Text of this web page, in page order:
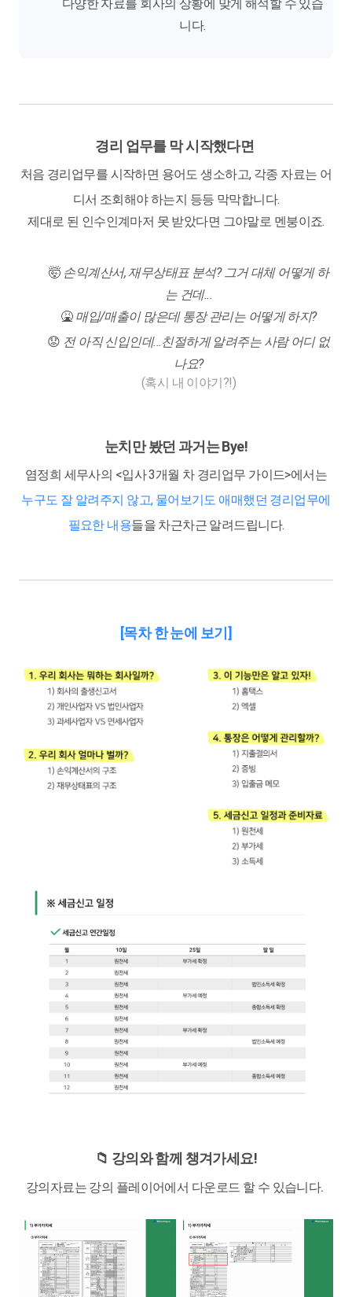
다양한 자료를 회사의 상황에 맞게 해석할 수 있습
니다.
경리 업무를 막 시작했다면
처음 경리업무를 시작하면 용어도 생소하고, 각종 자료는 어
디서 조회해야 하는지 등등 막막합니다.
제대로 된 인수인계마저 못 받았다면 그야말로 멘붕이죠.
🤯 손익계산서, 재무상태표 분석? 그거 대체 어떻게 하
는 건데...
🤮 매입/매출이 많은데 통장 관리는 어떻게 하지?
😟 전 아직 신입인데...친절하게 알려주는 사람 어디 없
나요?
(혹시 내 이야기?!)
눈치만 봤던 과거는 Bye!
염정희 세무사의 <입사 3개월 차 경리업무 가이드>에서는
누구도 잘 알려주지 않고, 물어보기도 애매했던 경리업무에
필요한 내용들을 차근차근 알려드립니다.
[목차 한 눈에 보기]
📁 강의와 함께 챙겨가세요!
강의자료는 강의 플레이어에서 다운로드 할 수 있습니다.